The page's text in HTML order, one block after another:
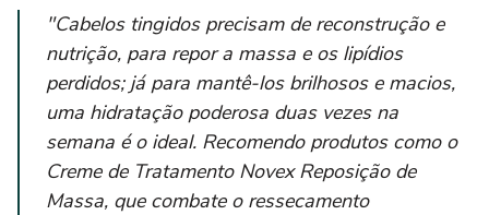
"Cabelos tingidos precisam de reconstrução e
nutrição, para repor a massa e os lipídios
perdidos; já para mantê-los brilhosos e macios,
uma hidratação poderosa duas vezes na
semana é o ideal. Recomendo produtos como o
Creme de Tratamento Novex Reposição de
Massa, que combate o ressecamento